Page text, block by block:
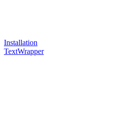
Installation
TextWrapper